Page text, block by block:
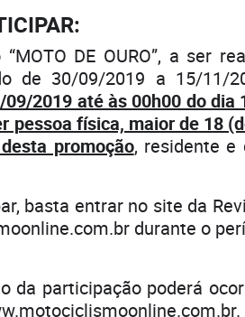
DE OURO”, a ser
de 30/09/2019 a 15/11/
09/2019 até às 00h00 do
pessoa física, maior de 18
promoção, residente e
basta entrar no site da
durante o
da participação poderá